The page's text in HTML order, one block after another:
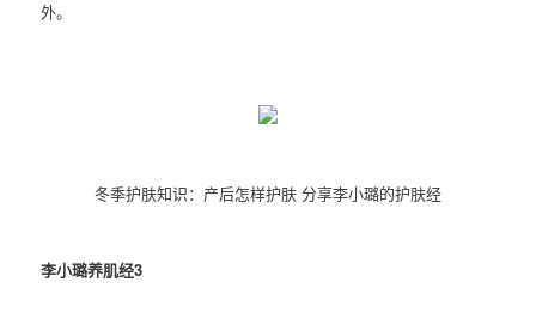
外。
冬季护肤知识：产后怎样护肤 分享李小璐的护肤经
李小璐养肌经3